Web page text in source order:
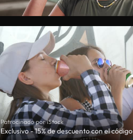
Patrocinado por iStock
Exclusivo - 15% de descuento con el código